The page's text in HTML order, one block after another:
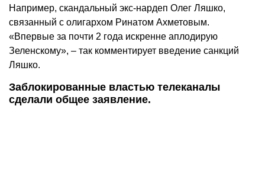
Например, скандальный экс-нардеп Олег Ляшко,
связанный с олигархом Ринатом Ахметовым.
«Впервые за почти 2 года искренне аплодирую
Зеленскому», – так комментирует введение санкций
Ляшко.
Заблокированные властью телеканалы
сделали общее заявление.